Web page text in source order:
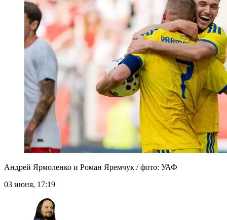
Андрей Ярмоленко и Роман Яремчук / фото: УАФ
03 июня, 17:19